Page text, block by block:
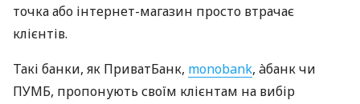
точка або інтернет-магазин просто втрачає
клієнтів.
Такі банки, як ПриватБанк, monobank, àбанк чи
ПУМБ, пропонують своїм клієнтам на вибір